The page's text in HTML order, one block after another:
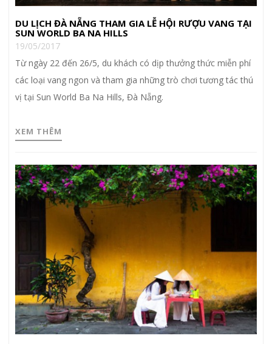
DU LỊCH ĐÀ NẴNG THAM GIA LỄ HỘI RƯỢU VANG TẠI
SUN WORLD BA NA HILLS
19/05/2017
Từ ngày 22 đến 26/5, du khách có dịp thưởng thức miễn phí
các loại vang ngon và tham gia những trò chơi tương tác thú
vị tại Sun World Ba Na Hills, Đà Nẵng.
XEM THÊM